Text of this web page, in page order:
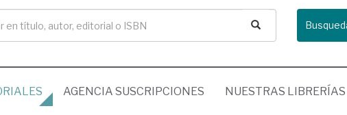
AGENCIA SUSCRIPCIONES NUESTRAS LIBRERÍAS